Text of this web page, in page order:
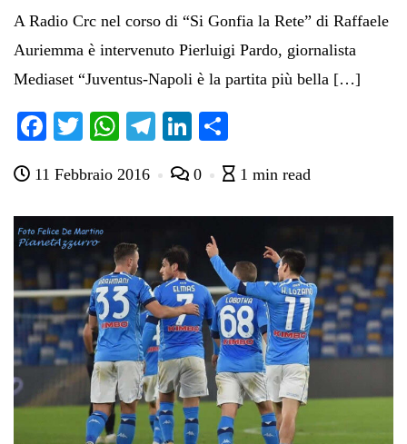
A Radio Crc nel corso di “Si Gonfia la Rete” di Raffaele
Auriemma è intervenuto Pierluigi Pardo, giornalista
Mediaset “Juventus-Napoli è la partita più bella […]
Fa
bo
ok
T
tte
r
W
ts
A
pp
Te
gr
a
m
Li
ed
In
di
vi
11 Febbraio 2016 0 1 min read